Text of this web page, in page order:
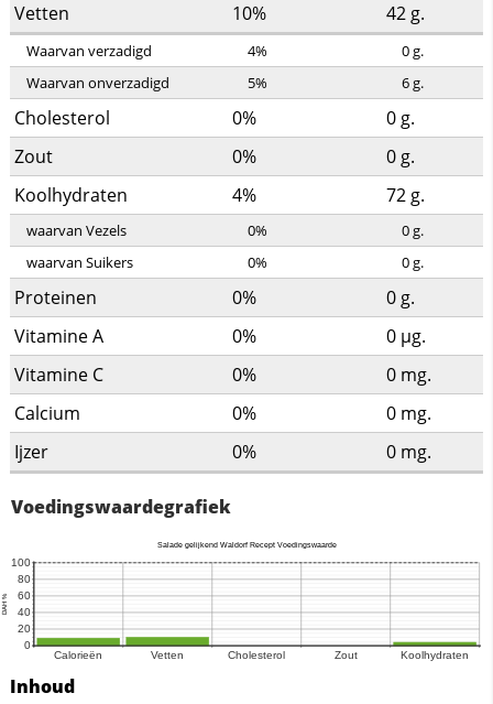
Vetten 10% 42 g.
Waarvan verzadigd 4% 0g.
Waarvan onverzadigd
5% 6g.
Cholesterol 0% 0 g.
Zout
0% 0 g.
Koolhydraten
4% 72 g.
waarvan Vezels 0% 0g.
waarvan Suikers
0% 0g.
Proteinen 0% 0 g.
Vitamine A
0% 0 µg.
Vitamine C
0% 0 mg.
Calcium
0% 0 mg.
Ijzer
0% 0 mg.
Voedingswaardegrafiek
Inhoud